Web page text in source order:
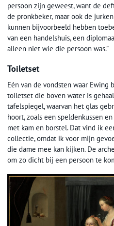
persoon zijn geweest, want de
de pronkbeker, maar ook de
kunnen bijvoorbeeld hebben
van een handelshuis, een
alleen niet wie die persoon was.”
Toiletset
Eén van de vondsten waar Ewing
toiletset die boven water is
tafelspiegel, waarvan het glas
hoort, zoals een speldenkussen
met kam en borstel. Dat vind ik
collectie, omdat ik voor mijn
die dame mee kan kijken. De
om zo dicht bij een persoon te